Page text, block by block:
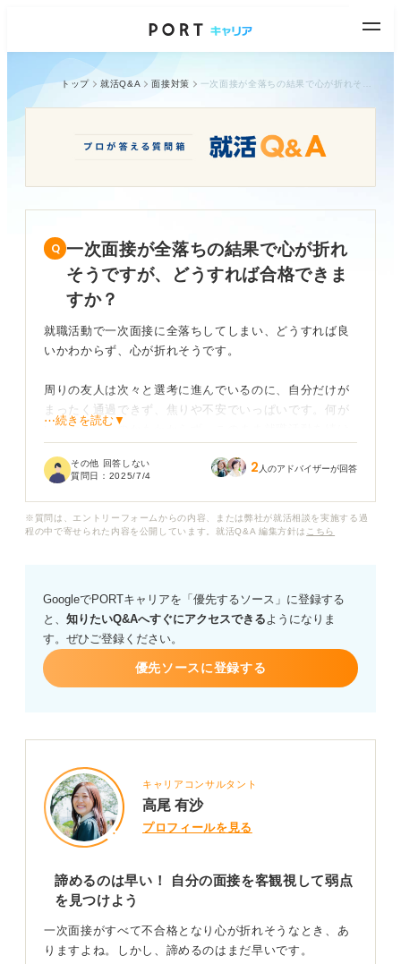
トップ 就活Q&A 面接対策
一次面接が全落ちの結果で心が折れ
そうですが、どうすれば合格できま
すか？
就職活動で一次面接に全落ちしてしまい、どうすれば良
いかわからず、心が折れそうです。
周りの友人は次々と選考に進んでいるのに、自分だけが
まったく通過できず、焦りや不安でいっぱいです。何が
いけなかったのかもわからず、このまま就職活動を続け
て、何かアドバイスがあれば教えてください。
⋯続きを読む▼
その他 回答しない
質問日： 2025/7/4 2 人のアドバイザーが回答
※質問は、エントリーフォームからの内容、または弊社が就活相談を実施する過
程の中で寄せられた内容を公開しています。就活Q&A 編集方針は こちら
GoogleでPORTキャリアを「優先するソース」に登録する
と、 知りたいQ&Aへすぐにアクセスできるようになりま
す。ぜひご登録ください。
優先ソースに登録する
キャリアコンサルタント
高尾 有沙
プロフィールを見る
諦めるのは早い！ 自分の面接を客観視して弱点
を見つけよう
一次面接がすべて不合格となり心が折れそうなとき、あ
りますよね。しかし、諦めるのはまだ早いです。